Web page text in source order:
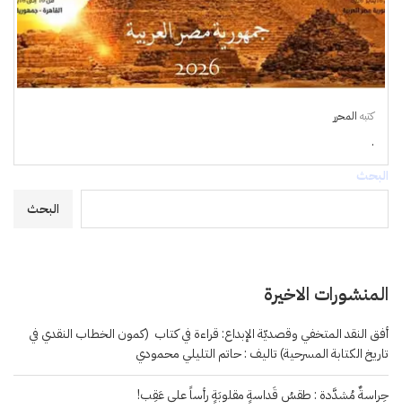
كتبه المحرر
.
البحث
البحث
المنشورات الاخيرة
أفق النقد المتخفي وقصديّة الإبداع: قراءة في كتاب (كمون الخطاب النقدي في
تاريخ الكتابة المسرحية) تاليف : حاتم التليلي محمودي
حِراسةٌ مُشدَّدة : طقسُ قَداسةٍ مقلوبَةٍ رأساً على عَقِب!